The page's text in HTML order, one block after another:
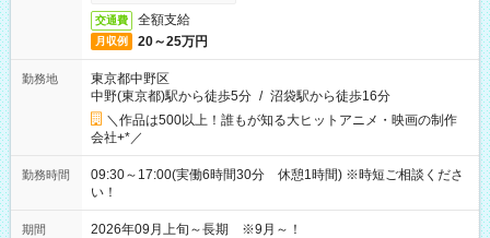
交通費 全額支給
月収例 20～25万円
勤務地
東京都中野区
中野(東京都)駅から徒歩5分 / 沼袋駅から徒歩16分
＼作品は500以上！誰もが知る大ヒットアニメ・映画の制作
会社+*／
勤務時間
09:30～17:00(実働6時間30分 休憩1時間) ※時短ご相談くださ
い！
期間 2026年09月上旬～長期 ※9月～！